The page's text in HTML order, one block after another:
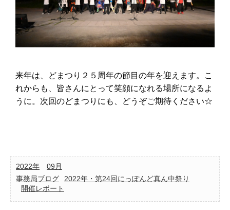
来年は、どまつり２５周年の節目の年を迎えます。こ
れからも、皆さんにとって笑顔になれる場所になるよ
うに。次回のどまつりにも、どうぞご期待ください☆
2022年
09月
事務局ブログ
2022年・第24回にっぽんど真ん中祭り
開催レポート